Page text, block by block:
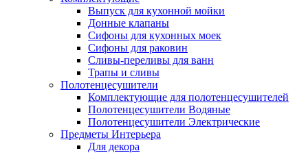
Выпуск для кухонной мойки
Донные клапаны
Сифоны для кухонных моек
Сифоны для раковин
Сливы-переливы для ванн
Трапы и сливы
Полотенцесушители
Комплектующие для полотенцесушителей
Полотенцесушители Водяные
Полотенцесушители Электрические
Предметы Интерьера
Для декора